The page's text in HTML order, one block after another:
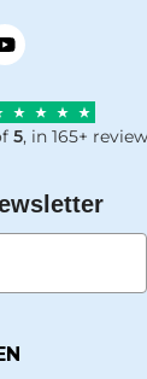
5, in 165+